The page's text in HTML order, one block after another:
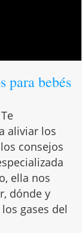
para bebés
Te
aliviar los
consejos
ella nos
dónde y
gases del